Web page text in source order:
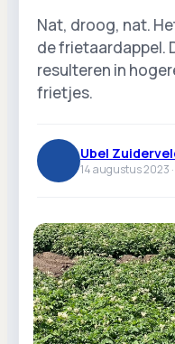
Nat, droog, nat.
de frietaardappel.
resulteren in
frietjes.
Ubel
14 augustus 2023 ·